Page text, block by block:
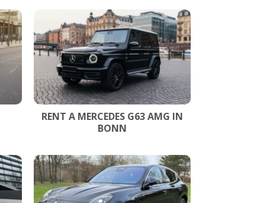
RENT A MERCEDES G63 AMG IN
BONN